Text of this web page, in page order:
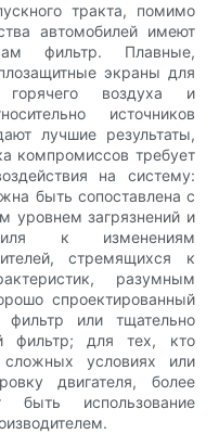
тракта, помимо
автомобилей имеют
фильтр. Плавные,
экраны для
горячего воздуха и
источников
лучшие результаты,
компромиссов требует
на систему:
быть сопоставлена ​​с
уровнем загрязнений и
к изменениям
стремящихся к
разумным
спроектированный
фильтр или тщательно
фильтр; для тех, кто
сложных условиях или
двигателя, более
использование